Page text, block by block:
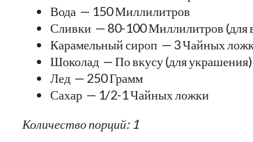
Вода — 150 Миллилитров
Сливки — 80-100 Миллилитров (для
Карамельный сироп — 3 Чайных
Шоколад — По вкусу (для украшения)
Лед — 250 Грамм
Сахар — 1/2-1 Чайных ложки
Количество порций: 1